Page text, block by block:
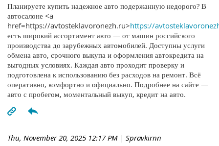
Планируете купить надежное авто подержанную недорого? В
автосалоне <a
href=https://avtosteklavoronezh.ru>https://
есть широкий ассортимент авто — от машин российского
производства до зарубежных автомобилей. Доступны услуги
обмена авто, срочного выкупа и оформления автокредита на
выгодных условиях. Каждая авто проходит проверку и
подготовлена к использованию без расходов на ремонт. Всё
оперативно, комфортно и официально. Подробнее на сайте —
авто с пробегом, моментальный выкуп, кредит на авто.
Thu, November 20, 2025 12:17 PM | Spravkirnn